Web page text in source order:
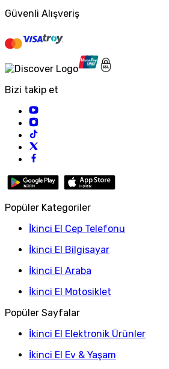
Güvenli Alışveriş
Bizi takip et
Popüler Kategoriler
İkinci El Cep Telefonu
İkinci El Bilgisayar
İkinci El Araba
İkinci El Motosiklet
Popüler Sayfalar
İkinci El Elektronik Ürünler
İkinci El Ev & Yaşam